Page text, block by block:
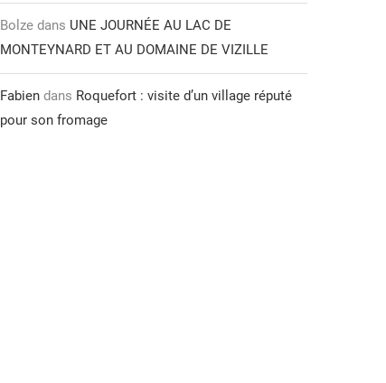
Bolze dans UNE JOURNÉE AU LAC DE
MONTEYNARD ET AU DOMAINE DE VIZILLE
Fabien dans Roquefort : visite d’un village réputé
pour son fromage